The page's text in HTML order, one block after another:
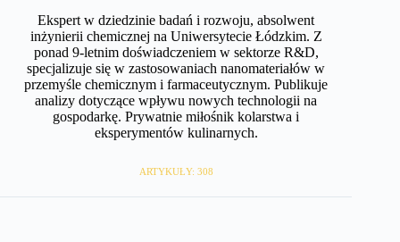
Ekspert w dziedzinie badań i rozwoju, absolwent
inżynierii chemicznej na Uniwersytecie Łódzkim. Z
ponad 9-letnim doświadczeniem w sektorze R&D,
specjalizuje się w zastosowaniach nanomateriałów w
przemyśle chemicznym i farmaceutycznym. Publikuje
analizy dotyczące wpływu nowych technologii na
gospodarkę. Prywatnie miłośnik kolarstwa i
eksperymentów kulinarnych.
ARTYKUŁY: 308